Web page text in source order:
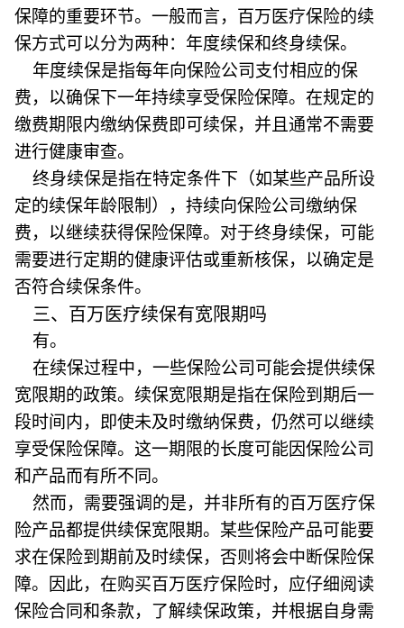
保障的重要环节。一般而言，百万医疗保险的续
保方式可以分为两种：年度续保和终身续保。
年度续保是指每年向保险公司支付相应的保
费，以确保下一年持续享受保险保障。在规定的
缴费期限内缴纳保费即可续保，并且通常不需要
进行健康审查。
终身续保是指在特定条件下（如某些产品所设
定的续保年龄限制），持续向保险公司缴纳保
费，以继续获得保险保障。对于终身续保，可能
需要进行定期的健康评估或重新核保，以确定是
否符合续保条件。
三、百万医疗续保有宽限期吗
有。
在续保过程中，一些保险公司可能会提供续保
宽限期的政策。续保宽限期是指在保险到期后一
段时间内，即使未及时缴纳保费，仍然可以继续
享受保险保障。这一期限的长度可能因保险公司
和产品而有所不同。
然而，需要强调的是，并非所有的百万医疗保
险产品都提供续保宽限期。某些保险产品可能要
求在保险到期前及时续保，否则将会中断保险保
障。因此，在购买百万医疗保险时，应仔细阅读
保险合同和条款，了解续保政策，并根据自身需